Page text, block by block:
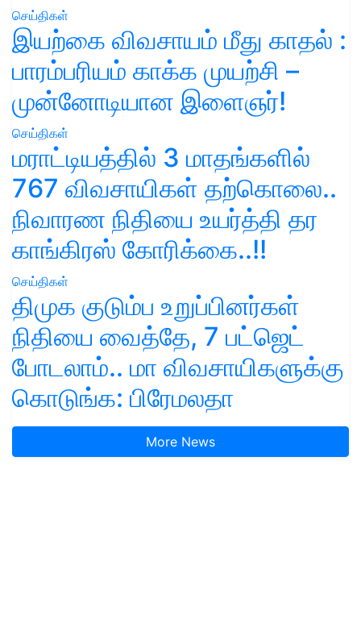
செய்திகள்
இயற்கை விவசாயம் மீது காதல் :
பாரம்பரியம் காக்க முயற்சி –
முன்னோடியான இளைஞர்!
செய்திகள்
மராட்டியத்தில் 3 மாதங்களில்
767 விவசாயிகள் தற்கொலை..
நிவாரண நிதியை உயர்த்தி தர
காங்கிரஸ் கோரிக்கை..!!
செய்திகள்
திமுக குடும்ப உறுப்பினர்கள்
நிதியை வைத்தே, 7 பட்ஜெட்
போடலாம்.. மா விவசாயிகளுக்கு
கொடுங்க: பிரேமலதா
More News